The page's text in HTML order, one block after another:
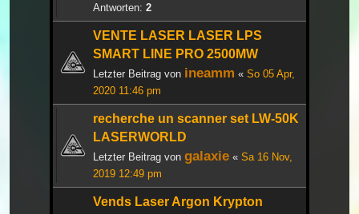
Antworten: 2
VENTE LASER LASER LPS
SMART LINE PRO 2500MW
Letzter Beitrag von ineamm « So 05 Apr,
2020 11:46 pm
recherche un scanner set LW-50K
LASERWORLD
Letzter Beitrag von galaxie « Sa 16 Nov,
2019 12:49 pm
Vends Laser Argon Krypton